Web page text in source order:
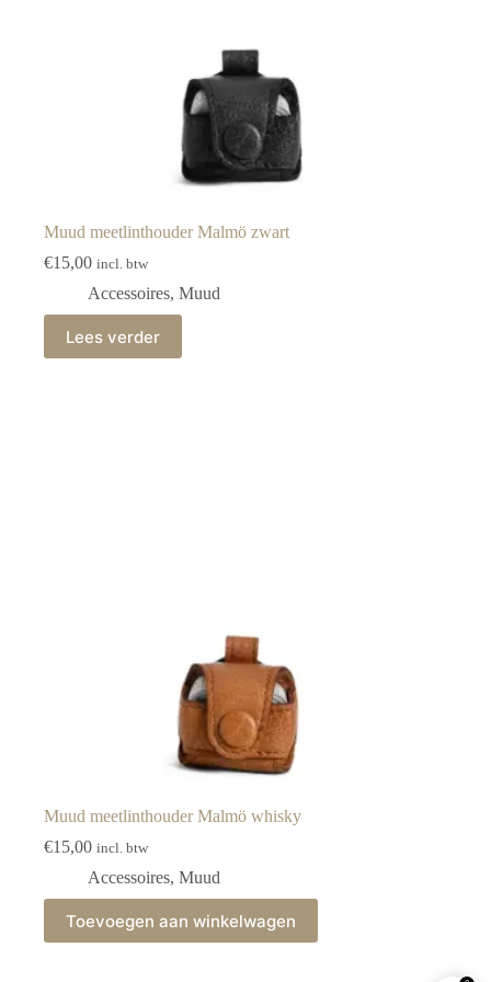
Muud meetlinthouder Malmö zwart
€15,00 incl. btw
Accessoires, Muud
Lees verder
Muud meetlinthouder Malmö whisky
€15,00 incl. btw
Accessoires, Muud
Toevoegen aan winkelwagen